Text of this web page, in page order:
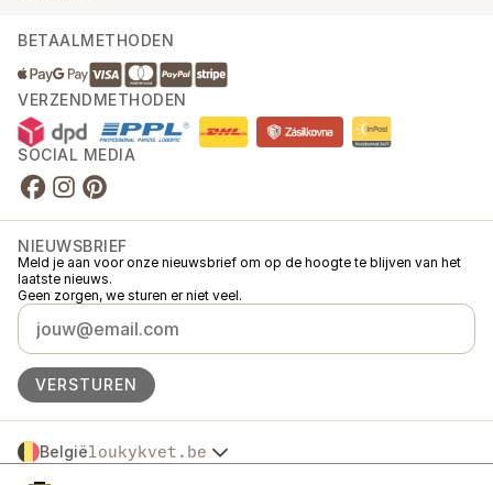
BETAALMETHODEN
VERZENDMETHODEN
SOCIAL MEDIA
NIEUWSBRIEF
Meld je aan voor onze nieuwsbrief om op de hoogte te blijven van het
laatste nieuws.
Geen zorgen, we sturen er niet veel.
VERSTUREN
Belgiëloukykvet.be